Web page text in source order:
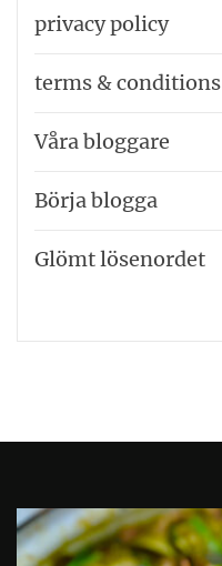
privacy policy
terms & conditions
Våra bloggare
Börja blogga
Glömt lösenordet